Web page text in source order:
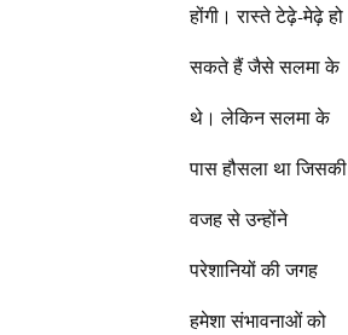
होंगी। रास्ते टेढ़े-मेढ़े हो
सकते हैं जैसे सलमा के
थे। लेकिन सलमा के
पास हौसला था जिसकी
वजह से उन्होंने
परेशानियों की जगह
हमेशा संभावनाओं को